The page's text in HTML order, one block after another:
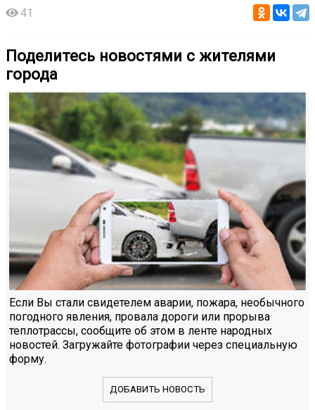
41
Поделитесь новостями с жителями
города
Если Вы стали свидетелем аварии, пожара, необычного
погодного явления, провала дороги или прорыва
теплотрассы, сообщите об этом в ленте народных
новостей. Загружайте фотографии через специальную
форму.
ДОБАВИТЬ НОВОСТЬ